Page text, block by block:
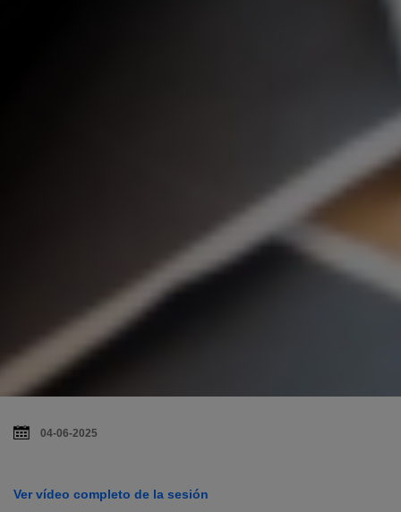
04-06-2025
Ver vídeo completo de la sesión